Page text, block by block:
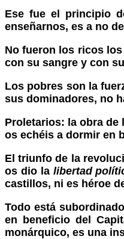
Ese fue el principio
enseñarnos, es a no
No fueron los ricos
con su sangre y con
Los pobres son la
sus dominadores, no
Proletarios: la obra de
os echéis a dormir en
El triunfo de la
os dio la libertad
castillos, ni es héroe
Todo está
en beneficio del
monárquico, es una